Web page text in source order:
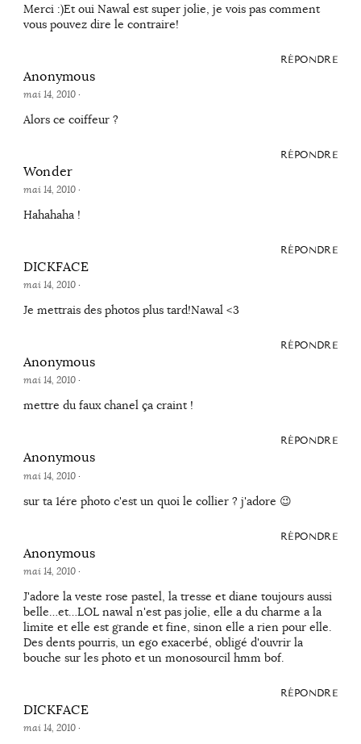
Merci :)Et oui Nawal est super jolie, je vois pas comment
vous pouvez dire le contraire!
RÉPONDRE
Anonymous
mai 14, 2010·
Alors ce coiffeur ?
RÉPONDRE
Wonder
mai 14, 2010·
Hahahaha !
RÉPONDRE
DICKFACE
mai 14, 2010·
Je mettrais des photos plus tard!Nawal <3
RÉPONDRE
Anonymous
mai 14, 2010·
mettre du faux chanel ça craint !
RÉPONDRE
Anonymous
mai 14, 2010·
sur ta 1ére photo c'est un quoi le collier ? j'adore 😉
RÉPONDRE
Anonymous
mai 14, 2010·
J'adore la veste rose pastel, la tresse et diane toujours aussi
belle…et…LOL nawal n'est pas jolie, elle a du charme a la
limite et elle est grande et fine, sinon elle a rien pour elle.
Des dents pourris, un ego exacerbé, obligé d'ouvrir la
bouche sur les photo et un monosourcil hmm bof.
RÉPONDRE
DICKFACE
mai 14, 2010·